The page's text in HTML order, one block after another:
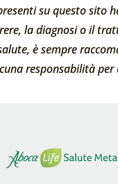
su questo sito
la diagnosi o il
è sempre
responsabilità